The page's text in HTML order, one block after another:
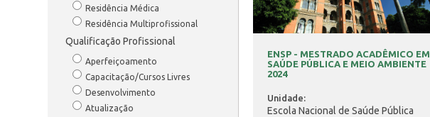
Residência Médica
Residência Multiprofissional
Qualificação Profissional
Aperfeiçoamento
Capacitação/Cursos Livres
Desenvolvimento
Atualização
ENSP - MESTRADO ACADÊMICO EM
SAÚDE PÚBLICA E MEIO AMBIENTE
2024
Unidade:
Escola Nacional de Saúde Pública